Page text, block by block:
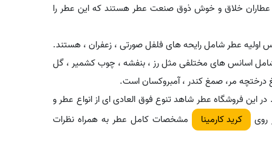
عطاران خلاق و خوش ذوق صنعت عطر هستند که این عطر را
عطر شامل رایحه های فلفل صورتی ، زعفران ، هستند.
شامل اسانس های مختلفی مثل رز ، بنفشه ، چوب کشمیر ، گل
مر، صمغ کندر ، آمبروکسان است.
این فروشگاه عطر شاهد تنوع فوق العادی ای از انواع عطر و
روی
کرید کارمینا مشخصات کامل عطر به همراه نظرات